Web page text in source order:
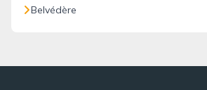
Belvédère